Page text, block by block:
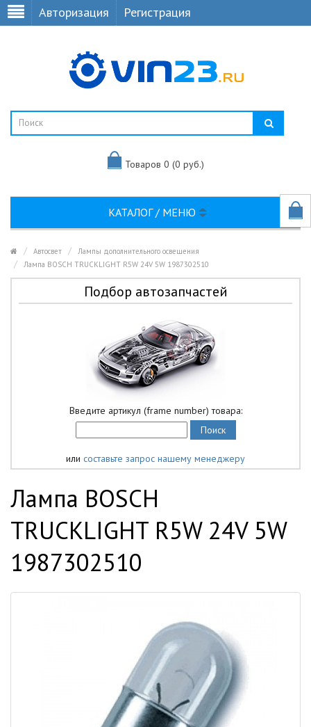
Авторизация Регистрация
Товаров 0 (0 руб.)
КАТАЛОГ / МЕНЮ
Автосвет
Лампы дополнительного освещения
Лампа BOSCH TRUCKLIGHT R5W 24V 5W 1987302510
Подбор автозапчастей
Введите артикул (frame number) товара:
или составьте запрос нашему менеджеру
Лампа BOSCH
TRUCKLIGHT R5W 24V 5W
1987302510